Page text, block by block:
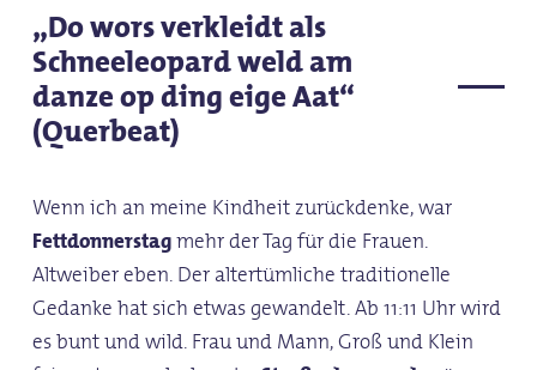
„Do wors verkleidt als
Schneeleopard weld am
danze op ding eige Aat“
(Querbeat)
Wenn ich an meine Kindheit zurückdenke, war
Fettdonnerstagmehr der Tag für die Frauen.
Altweiber eben. Der altertümliche traditionelle
Gedanke hat sich etwas gewandelt. Ab 11:11 Uhr wird
es bunt und wild. Frau und Mann, Groß und Klein